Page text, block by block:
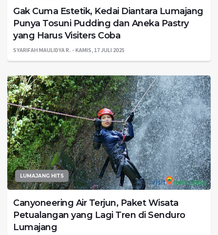
Gak Cuma Estetik, Kedai Diantara Lumajang
Punya Tosuni Pudding dan Aneka Pastry
yang Harus Visiters Coba
SYARIFAH MAULIDYA R. KAMIS, 17 JULI 2025
LUMAJANG HITS
Canyoneering Air Terjun, Paket Wisata
Petualangan yang Lagi Tren di Senduro
Lumajang